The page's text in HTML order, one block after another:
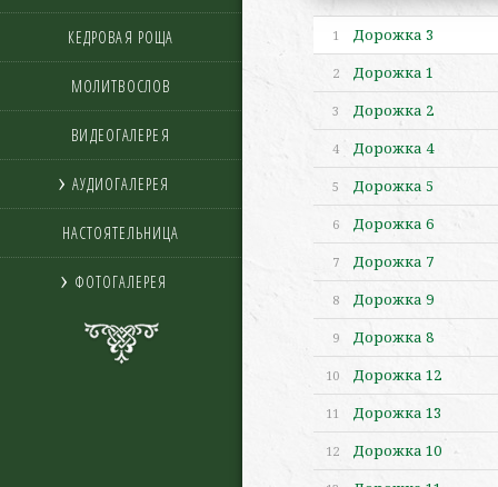
КЕДРОВАЯ РОЩА
МОЛИТВОСЛОВ
ВИДЕОГАЛЕРЕЯ
АУДИОГАЛЕРЕЯ
НАСТОЯТЕЛЬНИЦА
ФОТОГАЛЕРЕЯ
1 Дорожка 3
2 Дорожка 1
3 Дорожка 2
4 Дорожка 4
5 Дорожка 5
6 Дорожка 6
7 Дорожка 7
8 Дорожка 9
9 Дорожка 8
10 Дорожка 12
11 Дорожка 13
12 Дорожка 10